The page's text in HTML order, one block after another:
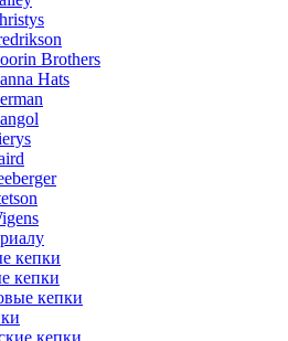
Brothers
Hats
кепки
кепки
кепки
кепки